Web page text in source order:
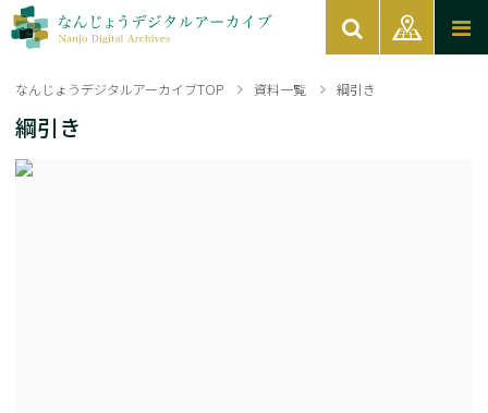
なんじょうデジタルアーカイブTOP 資料一覧 綱引き
綱引き